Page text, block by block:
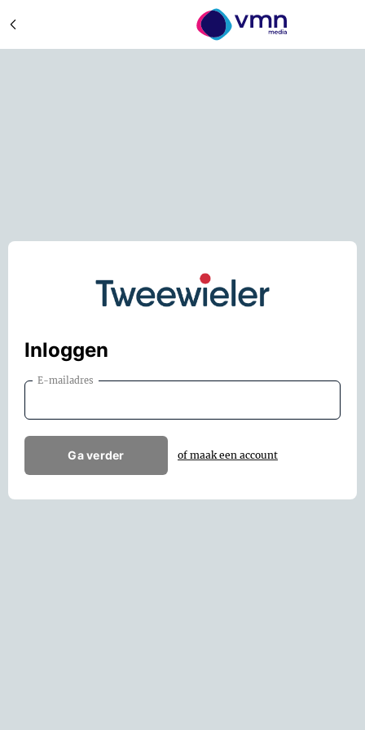
Inloggen
E-mailadres
Ga verder of maak een account